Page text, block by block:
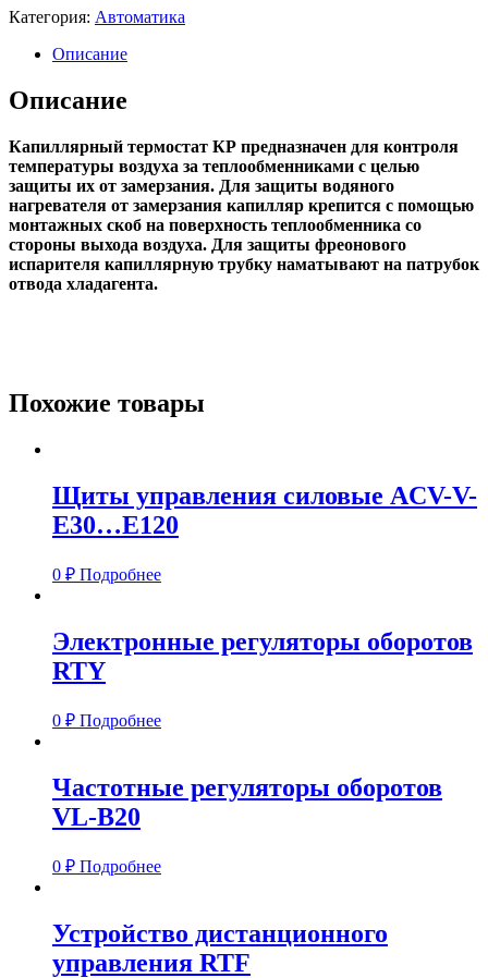
Категория: Автоматика
Описание
Описание
Капиллярный термостат КР предназначен для контроля
температуры воздуха за теплообменниками с целью
защиты их от замерзания. Для защиты водяного
нагревателя от замерзания капилляр крепится с помощью
монтажных скоб на поверхность теплообменника со
стороны выхода воздуха. Для защиты фреонового
испарителя капиллярную трубку наматывают на патрубок
отвода хладагента.
Похожие товары
Щиты управления силовые ACV-V-
E30…E120
0 ₽ Подробнее
Электронные регуляторы оборотов
RTY
0 ₽ Подробнее
Частотные регуляторы оборотов
VL-B20
0 ₽ Подробнее
Устройство дистанционного
управления RTF